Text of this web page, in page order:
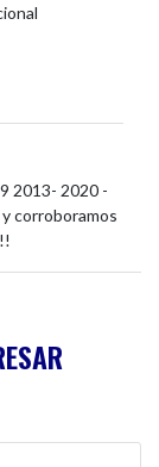
2013- 2020 -
corroboramos